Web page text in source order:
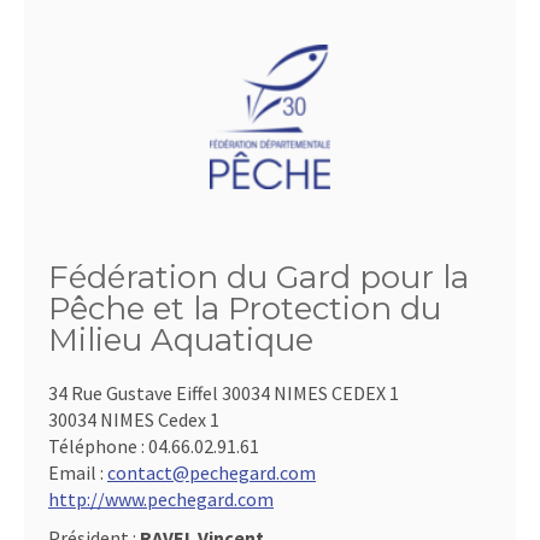
Fédération du Gard pour la
Pêche et la Protection du
Milieu Aquatique
34 Rue Gustave Eiffel 30034 NIMES CEDEX 1
30034 NIMES Cedex 1
Téléphone : 04.66.02.91.61
Email : contact@pechegard.com
http://www.pechegard.com